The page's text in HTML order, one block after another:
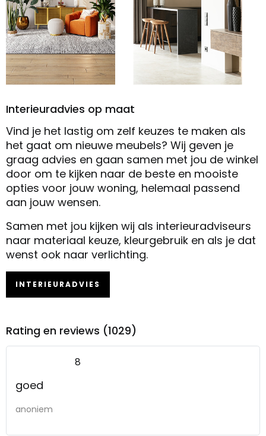
Interieuradvies op maat
Vind je het lastig om zelf keuzes te maken als
het gaat om nieuwe meubels? Wij geven je
graag advies en gaan samen met jou de winkel
door om te kijken naar de beste en mooiste
opties voor jouw woning, helemaal passend
aan jouw wensen.
Samen met jou kijken wij als interieuradviseurs
naar materiaal keuze, kleurgebruik en als je dat
wenst ook naar verlichting.
INTERIEURADVIES
Rating en reviews (1029)
8
goed
anoniem